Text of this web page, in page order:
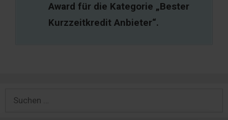
Award für die Kategorie „Bester
Kurzzeitkredit Anbieter“.
nach: